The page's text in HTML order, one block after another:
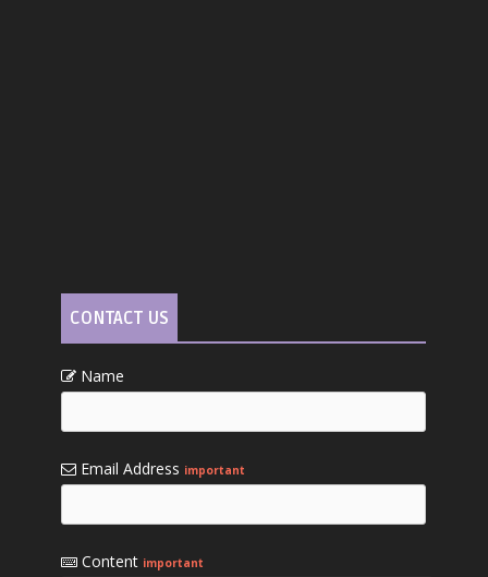
CONTACT US
Name
Email Address important
Content important